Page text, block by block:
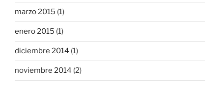
marzo 2015 (1)
enero 2015 (1)
diciembre 2014 (1)
noviembre 2014 (2)